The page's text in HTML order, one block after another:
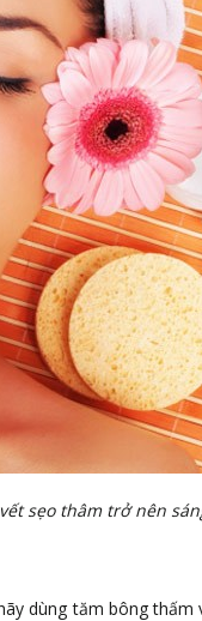
sẹo thâm trở nên
dùng tăm bông